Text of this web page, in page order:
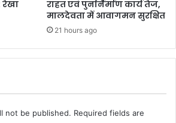
राहत एवं पुनर्निर्माण कार्य तेज,
मालदेवता में आवागमन सुरक्षित
21 hours ago
not be published. Required fields are